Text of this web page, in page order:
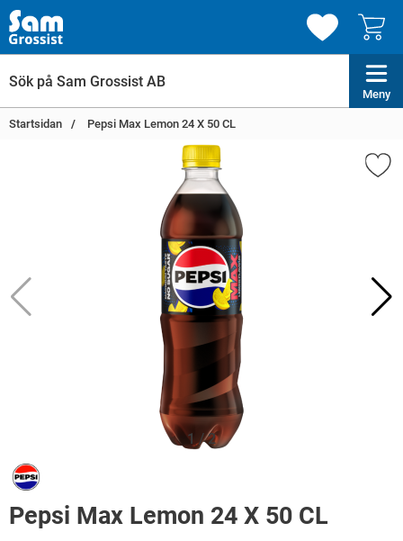
Meny
Startsidan Pepsi Max Lemon 24 X 50 CL
1/2
Pepsi Max Lemon 24 X 50 CL